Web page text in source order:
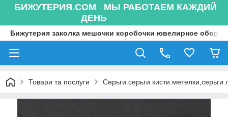
БИЖУТЕРИЯ.COM МЫ РАБОТАЕМ КАЖДИЙ
ДЕНЬ
Бижутерия заколка мешочки коробочки ювелирное
Товари та послуги Серьги.серьги